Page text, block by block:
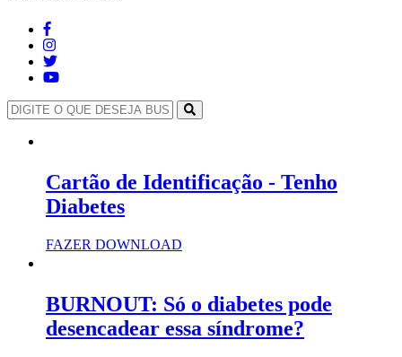
Cartão de Identificação - Tenho
Diabetes
FAZER DOWNLOAD
BURNOUT: Só o diabetes pode
desencadear essa síndrome?